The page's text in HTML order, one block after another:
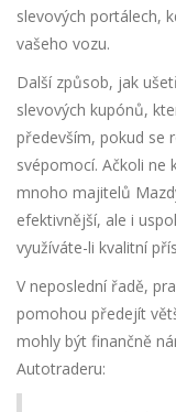
slevových portálech,
vašeho vozu.
Další způsob, jak
slevových kupónů,
především, pokud se
svépomocí. Ačkoli ne
mnoho majitelů
efektivnější, ale i
využíváte-li kvalitní
V neposlední řadě,
pomohou předejít
mohly být finančně
Autotraderu: